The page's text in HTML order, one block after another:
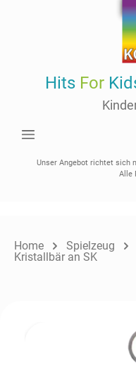
HitsFor
Unser Angebot richtet sich
Alle
Home Spielzeug
Kristallbär an SK